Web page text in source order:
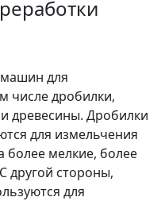
машин для
числе дробилки,
древесины. Дробилки
для измельчения
более мелкие, более
другой стороны,
для